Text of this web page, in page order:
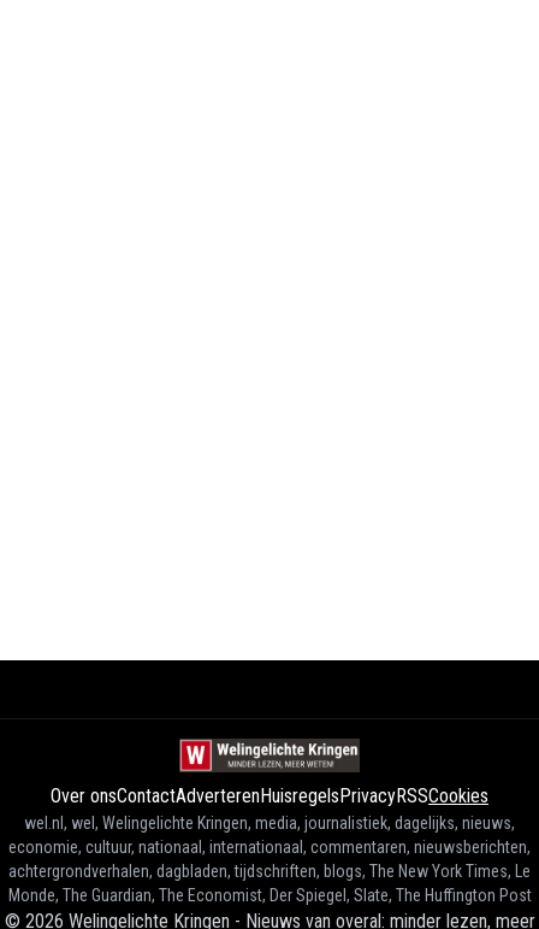
Over onsContactAdverterenHuisregelsPrivacyRSSCookies
wel.nl, wel, Welingelichte Kringen, media, journalistiek, dagelijks, nieuws,
economie, cultuur, nationaal, internationaal, commentaren, nieuwsberichten,
achtergrondverhalen, dagbladen, tijdschriften, blogs, The New York Times, Le
Monde, The Guardian, The Economist, Der Spiegel, Slate, The Huffington Post
© 2026 Welingelichte Kringen - Nieuws van overal: minder lezen, meer